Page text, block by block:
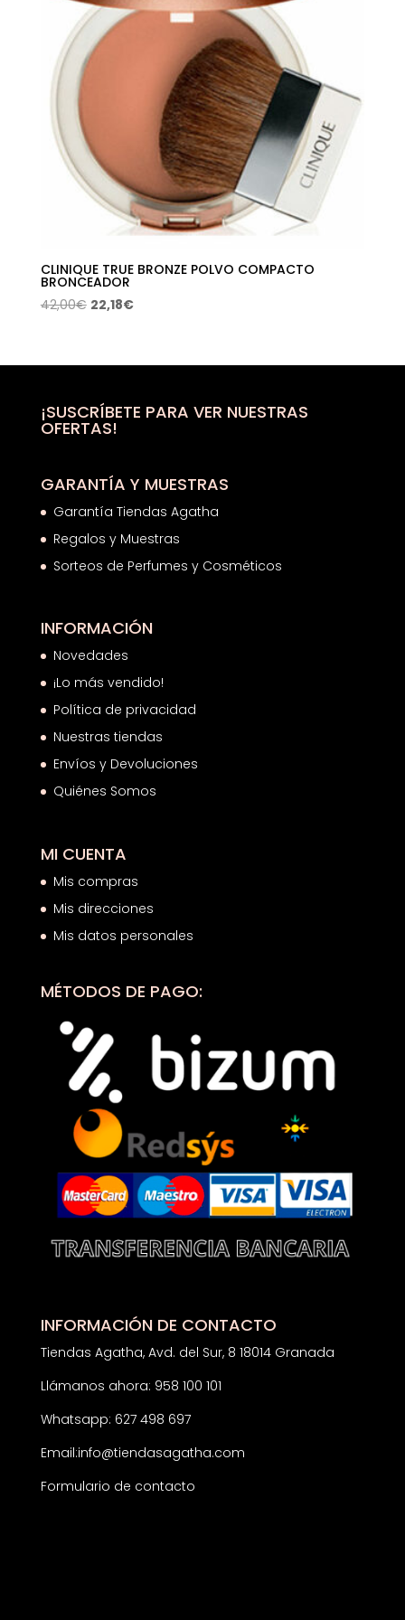
CLINIQUE TRUE BRONZE POLVO COMPACTO
BRONCEADOR
42,00€ El
era:
22,18€El
es:
¡SUSCRÍBETE PARA VER NUESTRAS
OFERTAS!
GARANTÍA Y MUESTRAS
Garantía Tiendas Agatha
Regalos y Muestras
Sorteos de Perfumes y Cosméticos
INFORMACIÓN
Novedades
¡Lo más vendido!
Política de privacidad
Nuestras tiendas
Envíos y Devoluciones
Quiénes Somos
MI CUENTA
Mis compras
Mis direcciones
Mis datos personales
MÉTODOS DE PAGO:
INFORMACIÓN DE CONTACTO
Tiendas Agatha, Avd. del Sur, 8 18014 Granada
Llámanos ahora: 958 100 101
Whatsapp: 627 498 697
Email:info@tiendasagatha.com
Formulario de contacto